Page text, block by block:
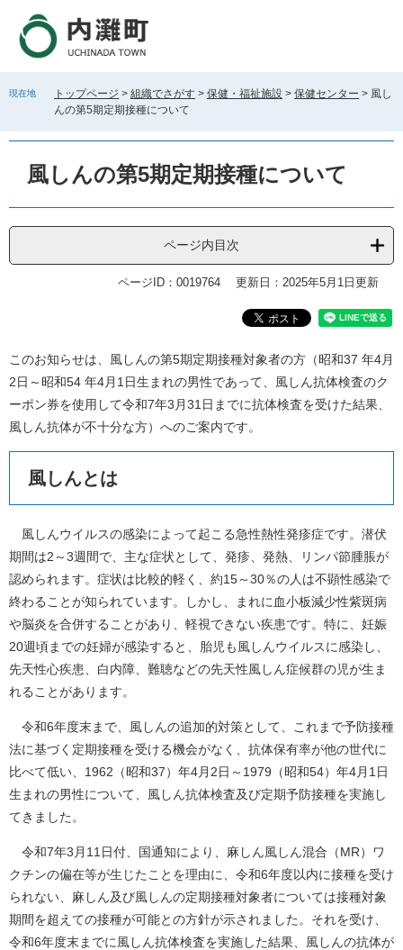
す
し
現在地 トップページ > 組織でさがす > 保健・福祉施設 > 保健センター > 風し
んの第5期定期接種について
風しんの第5期定期接種について
ページ内目次
ページID：0019764 更新日：2025年5月1日更新
文
このお知らせは、風しんの第5期定期接種対象者の方（昭和37 年4月
2日～昭和54 年4月1日生まれの男性であって、風しん抗体検査のク
ーポン券を使用して令和7年3月31日までに抗体検査を受けた結果、
風しん抗体が不十分な方）へのご案内です。
風しんとは
風しんウイルスの感染によって起こる急性熱性発疹症です。潜伏
期間は2～3週間で、主な症状として、発疹、発熱、リンパ節腫脹が
認められます。症状は比較的軽く、約15～30％の人は不顕性感染で
終わることが知られています。しかし、まれに血小板減少性紫斑病
や脳炎を合併することがあり、軽視できない疾患です。特に、妊娠
20週頃までの妊婦が感染すると、胎児も風しんウイルスに感染し、
先天性心疾患、白内障、難聴などの先天性風しん症候群の児が生ま
れることがあります。
令和6年度末まで、風しんの追加的対策として、これまで予防接種
法に基づく定期接種を受ける機会がなく、抗体保有率が他の世代に
比べて低い、1962（昭和37）年4月2日～1979（昭和54）年4月1日
生まれの男性について、風しん抗体検査及び定期予防接種を実施し
てきました。
令和7年3月11日付、国通知により、麻しん風しん混合（MR）ワ
クチンの偏在等が生じたことを理由に、令和6年度以内に接種を受け
られない、麻しん及び風しんの定期接種対象者については接種対象
期間を超えての接種が可能との方針が示されました。それを受け、
令和6年度末までに風しん抗体検査を実施した結果、風しんの抗体が